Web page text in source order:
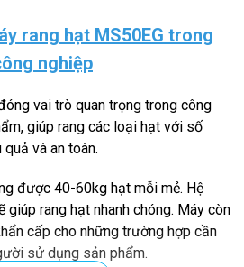
rang hạt MS50EG trong
nghiệp
vai trò quan trọng trong công
giúp rang các loại hạt với số
và an toàn.
được 40-60kg hạt mỗi mẻ. Hệ
giúp rang hạt nhanh chóng. Máy còn
cấp cho những trường hợp cần
sử dụng sản phẩm.